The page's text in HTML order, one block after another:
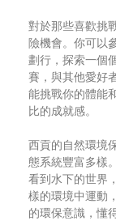
對於那些喜歡挑
險機會。你可以
劃行，探索一個
賽，與其他愛好
能挑戰你的體能
比的成就感。
西貢的自然環境
態系統豐富多樣
看到水下的世界
樣的環境中運動
的環保意識，懂